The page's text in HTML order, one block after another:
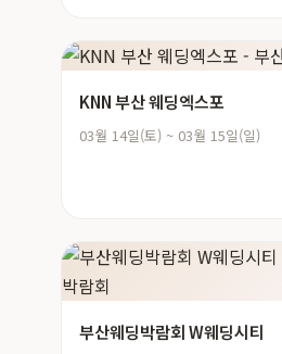
KNN 부산 웨딩엑스포
03월 14일(토) ~ 03월 15일(일)
부산웨딩박람회 W웨딩시티